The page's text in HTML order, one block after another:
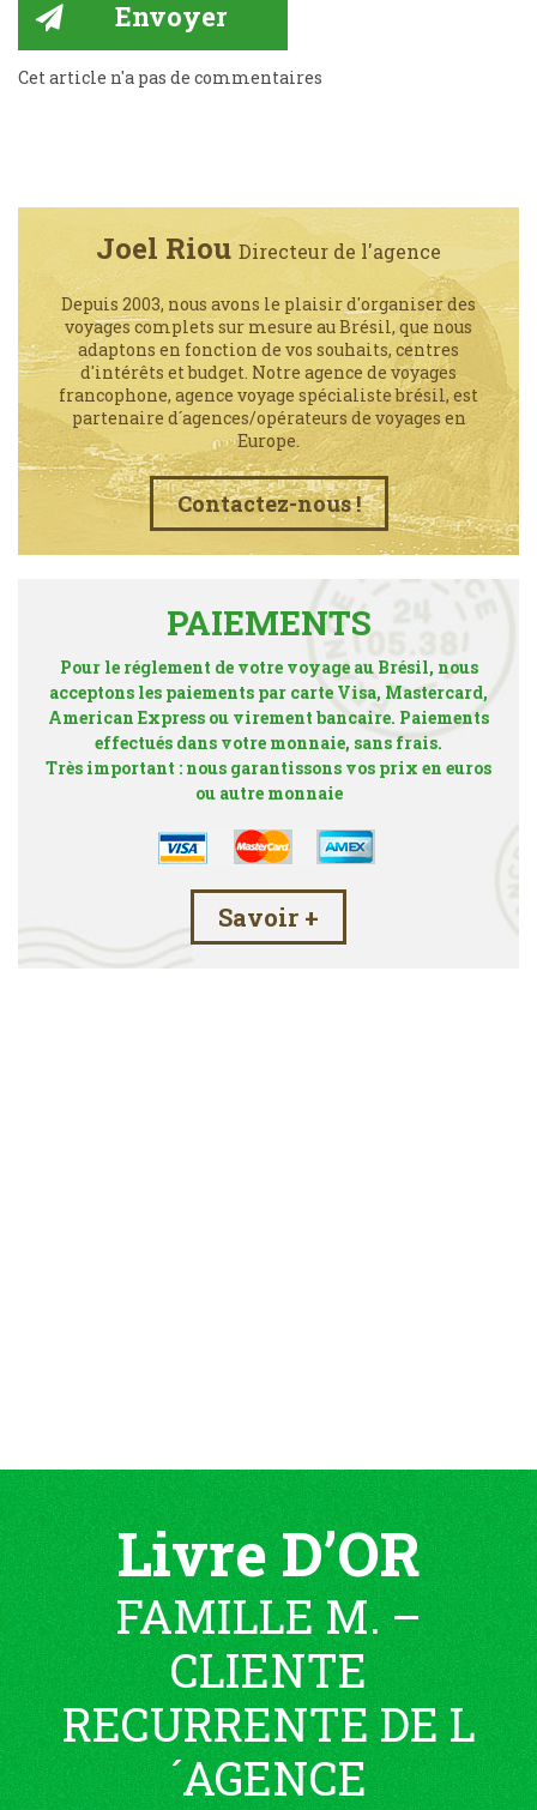
Cet article n'a pas de commentaires
Joel Riou Directeur de l'agence
Depuis 2003, nous avons le plaisir d'organiser des
voyages complets sur mesure au Brésil, que nous
adaptons en fonction de vos souhaits, centres
d'intérêts et budget. Notre agence de voyages
francophone, agence voyage spécialiste brésil, est
partenaire d´agences/opérateurs de voyages en
Europe.
Contactez-nous !
PAIEMENTS
Pour le réglement de votre voyage au Brésil, nous
acceptons les paiements par carte Visa, Mastercard,
American Express ou virement bancaire. Paiements
effectués dans votre monnaie, sans frais.
Très important : nous garantissons vos prix en euros
ou autre monnaie
Savoir +
Livre D’OR
FAMILLE M. –
CLIENTE
RECURRENTE DE L
´AGENCE